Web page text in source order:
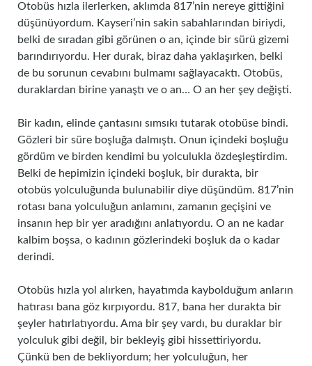
Otobüs hızla ilerlerken, aklımda 817’nin nereye gittiğini
düşünüyordum. Kayseri’nin sakin sabahlarından biriydi,
belki de sıradan gibi görünen o an, içinde bir sürü gizemi
barındırıyordu. Her durak, biraz daha yaklaşırken, belki
de bu sorunun cevabını bulmamı sağlayacaktı. Otobüs,
duraklardan birine yanaştı ve o an… O an her şey değişti.
Bir kadın, elinde çantasını sımsıkı tutarak otobüse bindi.
Gözleri bir süre boşluğa dalmıştı. Onun içindeki boşluğu
gördüm ve birden kendimi bu yolculukla özdeşleştirdim.
Belki de hepimizin içindeki boşluk, bir durakta, bir
otobüs yolculuğunda bulunabilir diye düşündüm. 817’nin
rotası bana yolculuğun anlamını, zamanın geçişini ve
insanın hep bir yer aradığını anlatıyordu. O an ne kadar
kalbim boşsa, o kadının gözlerindeki boşluk da o kadar
derindi.
Otobüs hızla yol alırken, hayatımda kaybolduğum anların
hatırası bana göz kırpıyordu. 817, bana her durakta bir
şeyler hatırlatıyordu. Ama bir şey vardı, bu duraklar bir
yolculuk gibi değil, bir bekleyiş gibi hissettiriyordu.
Çünkü ben de bekliyordum; her yolculuğun, her